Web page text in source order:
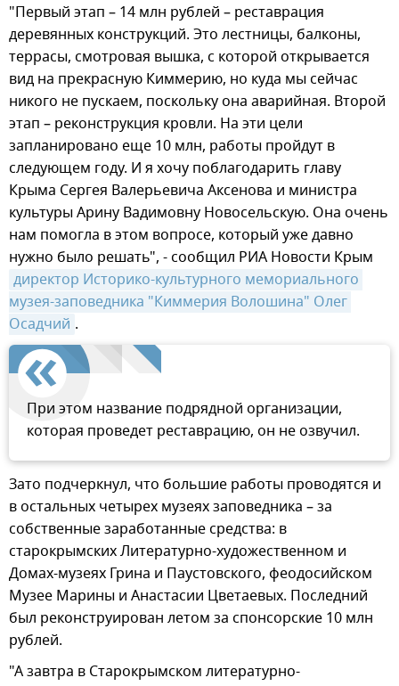
"Первый этап – 14 млн рублей – реставрация
деревянных конструкций. Это лестницы, балконы,
террасы, смотровая вышка, с которой открывается
вид на прекрасную Киммерию, но куда мы сейчас
никого не пускаем, поскольку она аварийная. Второй
этап – реконструкция кровли. На эти цели
запланировано еще 10 млн, работы пройдут в
следующем году. И я хочу поблагодарить главу
Крыма Сергея Валерьевича Аксенова и министра
культуры Арину Вадимовну Новосельскую. Она очень
нам помогла в этом вопросе, который уже давно
нужно было решать", - сообщил РИА Новости Крым
директор Историко-культурного мемориального
музея-заповедника "Киммерия Волошина" Олег
Осадчий .
При этом название подрядной организации,
которая проведет реставрацию, он не озвучил.
Зато подчеркнул, что большие работы проводятся и
в остальных четырех музеях заповедника – за
собственные заработанные средства: в
старокрымских Литературно-художественном и
Домах-музеях Грина и Паустовского, феодосийском
Музее Марины и Анастасии Цветаевых. Последний
был реконструирован летом за спонсорские 10 млн
рублей.
"А завтра в Старокрымском литературно-